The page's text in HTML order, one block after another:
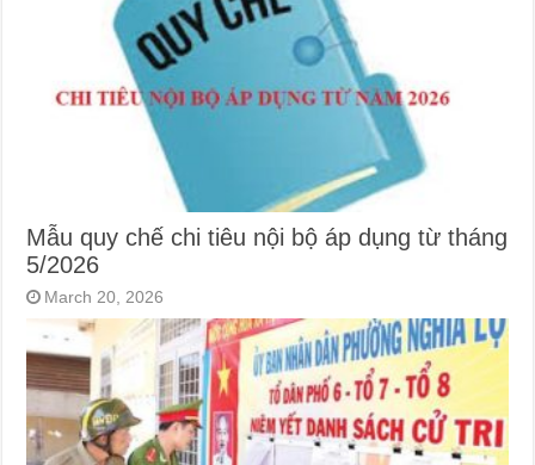
Mẫu quy chế chi tiêu nội bộ áp dụng từ tháng
5/2026
March 20, 2026